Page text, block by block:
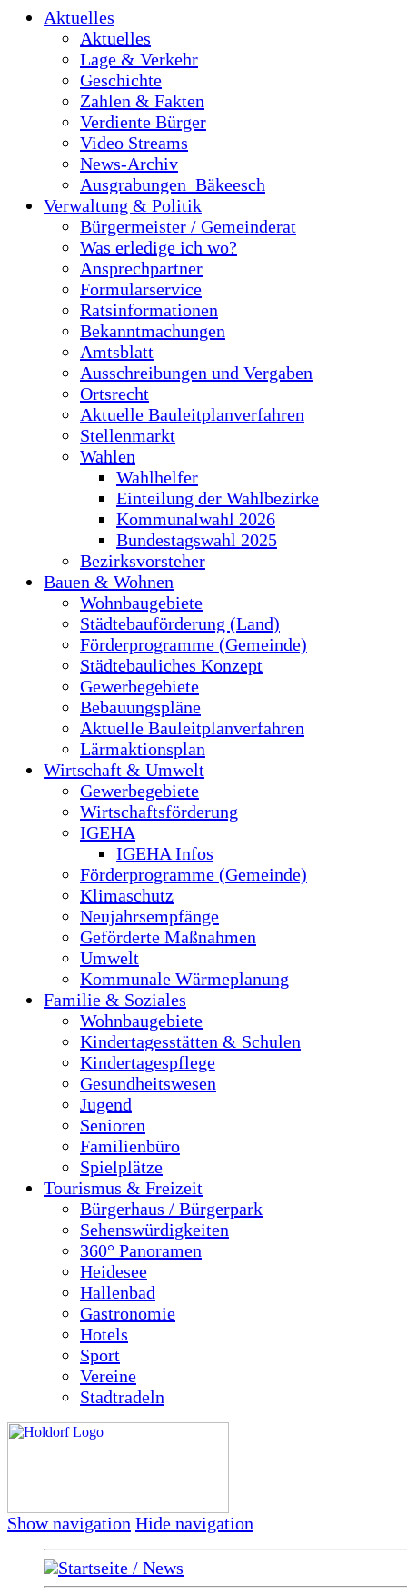
Aktuelles
Aktuelles
Lage & Verkehr
Geschichte
Zahlen & Fakten
Verdiente Bürger
Video Streams
News-Archiv
Ausgrabungen_Bäkeesch
Verwaltung & Politik
Bürgermeister / Gemeinderat
Was erledige ich wo?
Ansprechpartner
Formularservice
Ratsinformationen
Bekanntmachungen
Amtsblatt
Ausschreibungen und Vergaben
Ortsrecht
Aktuelle Bauleitplanverfahren
Stellenmarkt
Wahlen
Wahlhelfer
Einteilung der Wahlbezirke
Kommunalwahl 2026
Bundestagswahl 2025
Bezirksvorsteher
Bauen & Wohnen
Wohnbaugebiete
Städtebauförderung (Land)
Förderprogramme (Gemeinde)
Städtebauliches Konzept
Gewerbegebiete
Bebauungspläne
Aktuelle Bauleitplanverfahren
Lärmaktionsplan
Wirtschaft & Umwelt
Gewerbegebiete
Wirtschaftsförderung
IGEHA
IGEHA Infos
Förderprogramme (Gemeinde)
Klimaschutz
Neujahrsempfänge
Geförderte Maßnahmen
Umwelt
Kommunale Wärmeplanung
Familie & Soziales
Wohnbaugebiete
Kindertagesstätten & Schulen
Kindertagespflege
Gesundheitswesen
Jugend
Senioren
Familienbüro
Spielplätze
Tourismus & Freizeit
Bürgerhaus / Bürgerpark
Sehenswürdigkeiten
360° Panoramen
Heidesee
Hallenbad
Gastronomie
Hotels
Sport
Vereine
Stadtradeln
Show navigation Hide navigation
Startseite / News